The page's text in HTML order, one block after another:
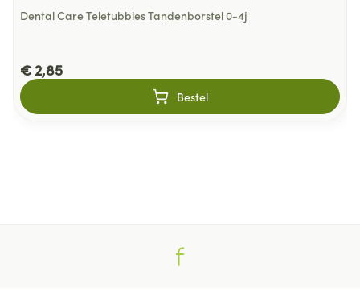
Dental Care Teletubbies Tandenborstel 0-4j
€ 2,85
Bestel